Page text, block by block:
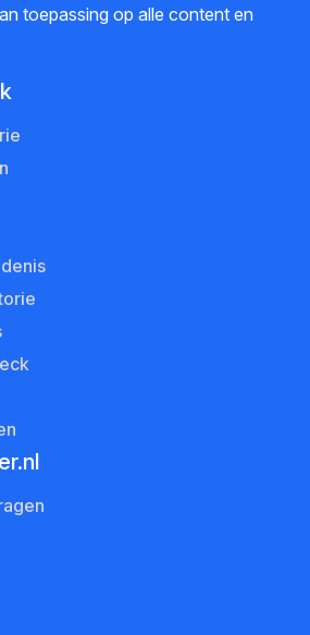
toepassing op alle content en